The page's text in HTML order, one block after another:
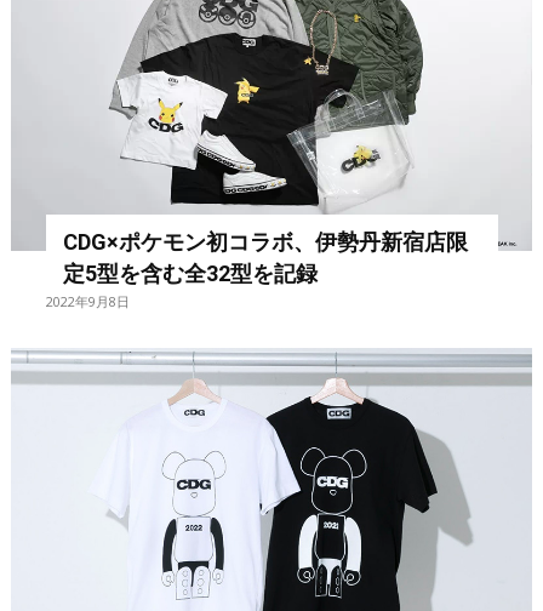
CDG×ポケモン初コラボ、伊勢丹新宿店限
定5型を含む全32型を記録
2022年9月8日